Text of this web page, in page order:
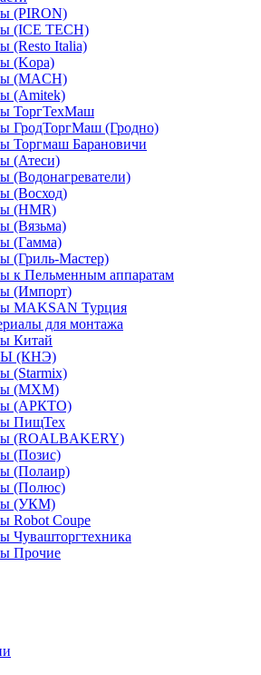
(PIRON)
(ICE TECH)
(Resto Italia)
(Kopa)
(MACH)
(Amitek)
ТоргТехМаш
ГродТоргМаш (Гродно)
Торгмаш Барановичи
(Атеси)
(Водонагреватели)
(Восход)
(HMR)
(Вязьма)
(Гамма)
(Гриль-Мастер)
к Пельменным аппаратам
(Импорт)
MAKSAN Турция
для монтажа
Китай
(КНЭ)
(Starmix)
(МХМ)
(АРКТО)
ПищТех
(ROALBAKERY)
(Позис)
(Полаир)
(Полюс)
(УКМ)
Robot Coupe
Чувашторгтехника
Прочие